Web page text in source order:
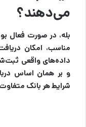
می‌دهند؟
بله، در صورت فعال
مناسب، امکان
داده‌های واقعی
و بر همان اساس
شرایط هر بانک